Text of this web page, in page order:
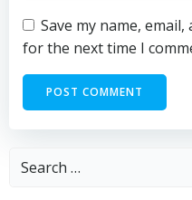
Save my name,
for the next time I
Search